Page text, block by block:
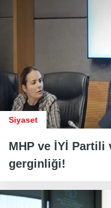
Siyaset
MHP ve İYİ Partili
gerginliği!